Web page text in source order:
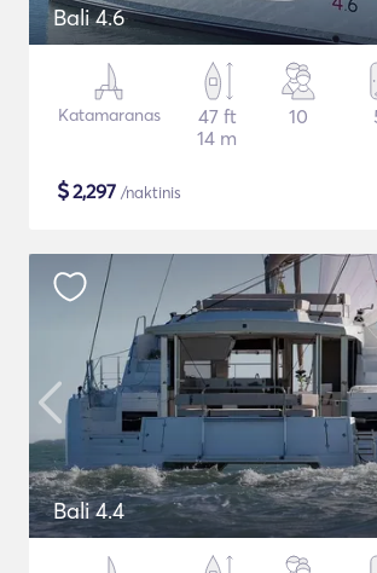
Bali 4.6
Katamaranas
47 ft
14 m
10
$2,297 /naktinis
Bali 4.4